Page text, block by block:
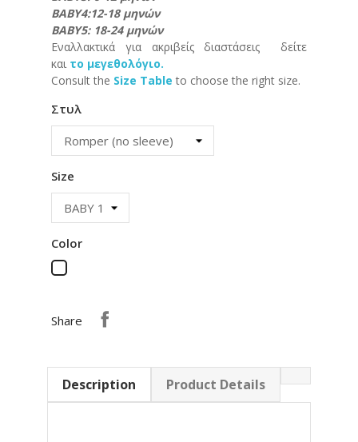
ΒΑΒΥ4:12-18 μηνών
ΒΑΒΥ5: 18-24 μηνών
Εναλλακτικά για ακριβείς διαστάσεις δείτε
και το μεγεθολόγιο.
Consult the Size Table to choose the right size.
Στυλ
Size
Color
Share
Description Product Details